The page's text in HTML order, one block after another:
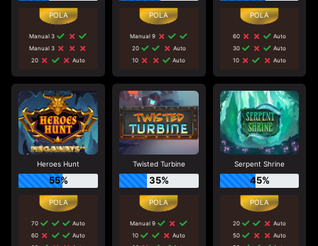
Manual 3
Manual 3
20
Auto
Manual 9
20
Auto
10
Auto
60
Auto
30
Auto
10
Auto
Heroes Hunt
55%
70
Auto
60
Auto
Twisted Turbine
35%
Manual 9
10
Auto
Serpent Shrine
45%
20
Auto
50
Auto